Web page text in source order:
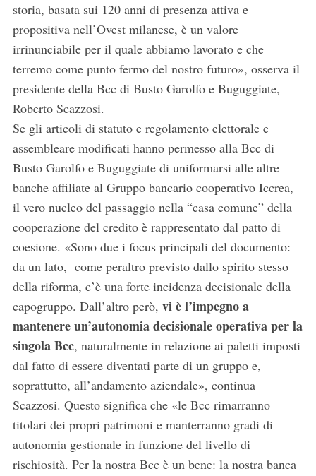
storia, basata sui 120 anni di presenza attiva e
propositiva nell’Ovest milanese, è un valore
irrinunciabile per il quale abbiamo lavorato e che
terremo come punto fermo del nostro futuro», osserva il
presidente della Bcc di Busto Garolfo e Buguggiate,
Roberto Scazzosi.
Se gli articoli di statuto e regolamento elettorale e
assembleare modificati hanno permesso alla Bcc di
Busto Garolfo e Buguggiate di uniformarsi alle altre
banche affiliate al Gruppo bancario cooperativo Iccrea,
il vero nucleo del passaggio nella “casa comune” della
cooperazione del credito è rappresentato dal patto di
coesione. «Sono due i focus principali del documento:
da un lato, come peraltro previsto dallo spirito stesso
della riforma, c’è una forte incidenza decisionale della
capogruppo. Dall’altro però, vi è l’impegno a
mantenere un’autonomia decisionale operativa per la
singola Bcc, naturalmente in relazione ai paletti imposti
dal fatto di essere diventati parte di un gruppo e,
soprattutto, all’andamento aziendale», continua
Scazzosi. Questo significa che «le Bcc rimarranno
titolari dei propri patrimoni e manterranno gradi di
autonomia gestionale in funzione del livello di
rischiosità. Per la nostra Bcc è un bene: la nostra banca